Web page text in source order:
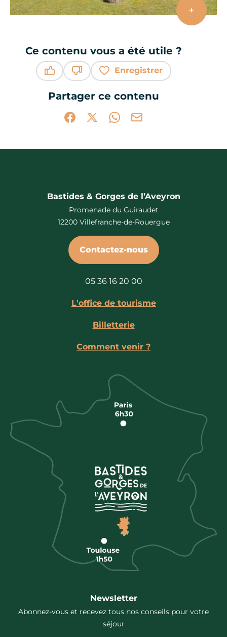
+
Voir
Ce contenu vous a été utile ?
Enregistrer
Partager ce contenu
Partager sur Facebook (nouvelle
Partager sur X / Twitter (nouvelle
Partager sur WhatsApp
Partager par mail
Bastides & Gorges de l’Aveyron
Promenade du Guiraudet
12200 Villefranche-de-Rouergue
Contactez-nous
05 36 16 20 00
L'office de tourisme
Billetterie
Comment venir ?
Newsletter
Abonnez-vous et recevez tous nos conseils pour votre
séjour